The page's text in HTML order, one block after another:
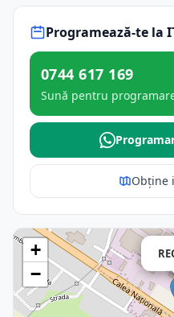
Programează-te la
0744 617 169
Sună pentru
Obține
+
−